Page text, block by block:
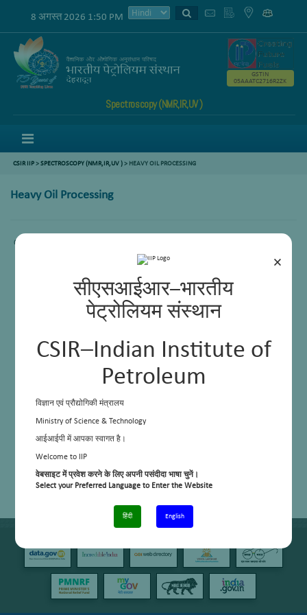
×
सीएसआईआर–भारतीय
पेट्रोलियम संस्थान
CSIR–Indian Institute of
Petroleum
विज्ञान एवं प्रौद्योगिकी मंत्रालय
Ministry of Science & Technology
आईआईपी में आपका स्वागत है।
Welcome to IIP
वेबसाइट में प्रवेश करने के लिए अपनी पसंदीदा भाषा चुनें।
Select your Preferred Language to Enter the Website
हिंदी English
8 अगस्त 2026 1:50 PM
Spectroscopy (NMR,IR,UV )
GSTIN
05AAATC2716R2ZK
CSIR IIP>SPECTROSCOPY (NMR,IR,UV )> HEAVY OIL PROCESSING
Heavy Oil Processing
Comming Soon.